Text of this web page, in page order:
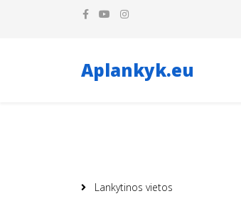
Aplankyk.eu
Lankytinos vietos